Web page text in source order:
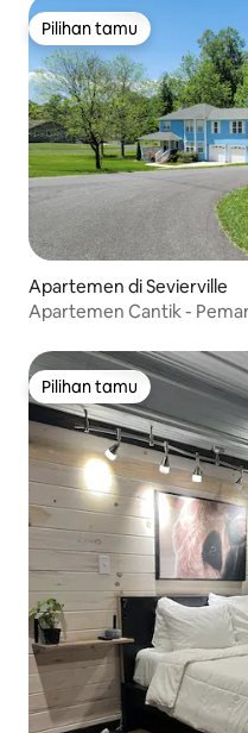
Pilihan tamu
Pilihan tamu
Apartemen di Sevierville
Apartemen Cantik -
Pilihan tamu
Pilihan tamu